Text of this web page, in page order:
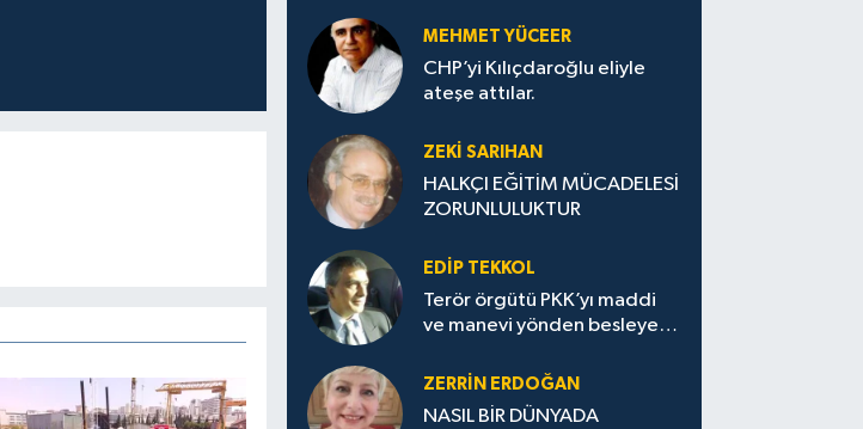
MEHMET YÜCEER
CHP’yi Kılıçdaroğlu eliyle
ateşe attılar.
ZEKI SARIHAN
HALKÇI EĞİTİM MÜCADELESİ
ZORUNLULUKTUR
EDIP TEKKOL
Terör örgütü PKK’yı maddi
ve manevi yönden besleyen
ZERRIN ERDOĞAN
NASIL BİR DÜNYADA